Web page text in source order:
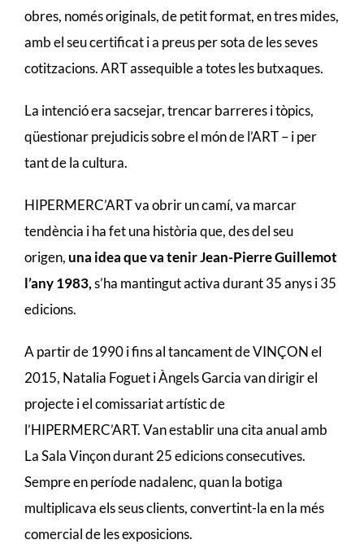
obres, només originals, de petit format, en tres mides,
amb el seu certificat i a preus per sota de les seves
cotitzacions. ART assequible a totes les butxaques.
La intenció era sacsejar, trencar barreres i tòpics,
qüestionar prejudicis sobre el món de l’ART – i per
tant de la cultura.
HIPERMERC’ART va obrir un camí, va marcar
tendència i ha fet una història que, des del seu
origen, una idea que va tenir Jean-Pierre Guillemot
l’any 1983,s’ha mantingut activa durant 35 anys i 35
edicions.
A partir de 1990 i fins al tancament de VINÇON el
2015, Natalia Foguet i Àngels Garcia van dirigir el
projecte i el comissariat artístic de
l’HIPERMERC’ART. Van establir una cita anual amb
La Sala Vinçon durant 25 edicions consecutives.
Sempre en període nadalenc, quan la botiga
multiplicava els seus clients, convertint-la en la més
comercial de les exposicions.